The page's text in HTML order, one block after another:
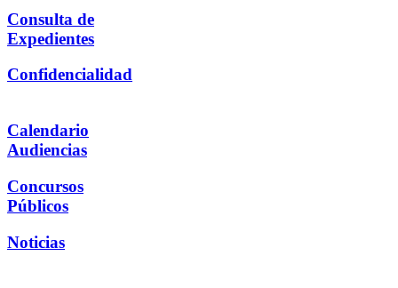
Consulta de
Expedientes
Confidencialidad
Calendario
Audiencias
Concursos
Públicos
Noticias